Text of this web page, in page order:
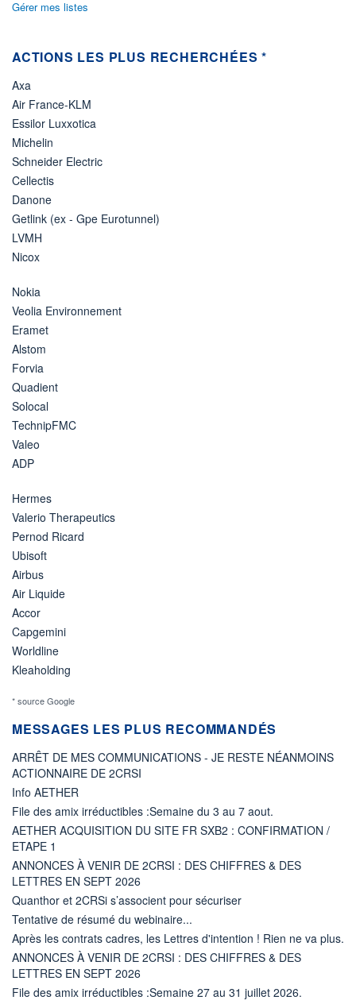
Gérer mes listes
ACTIONS LES PLUS RECHERCHÉES *
Axa
Air France-KLM
Essilor Luxxotica
Michelin
Schneider Electric
Cellectis
Danone
Getlink (ex - Gpe Eurotunnel)
LVMH
Nicox
Nokia
Veolia Environnement
Eramet
Alstom
Forvia
Quadient
Solocal
TechnipFMC
Valeo
ADP
Hermes
Valerio Therapeutics
Pernod Ricard
Ubisoft
Airbus
Air Liquide
Accor
Capgemini
Worldline
Kleaholding
* source Google
MESSAGES LES PLUS RECOMMANDÉS
ARRÊT DE MES COMMUNICATIONS - JE RESTE NÉANMOINS
ACTIONNAIRE DE 2CRSI
Info AETHER
File des amix irréductibles :Semaine du 3 au 7 aout.
AETHER ACQUISITION DU SITE FR SXB2 : CONFIRMATION /
ETAPE 1
ANNONCES À VENIR DE 2CRSI : DES CHIFFRES & DES
LETTRES EN SEPT 2026
Quanthor et 2CRSi s’associent pour sécuriser
Tentative de résumé du webinaire...
Après les contrats cadres, les Lettres d'intention ! Rien ne va plus.
ANNONCES À VENIR DE 2CRSI : DES CHIFFRES & DES
LETTRES EN SEPT 2026
File des amix irréductibles :Semaine 27 au 31 juillet 2026.